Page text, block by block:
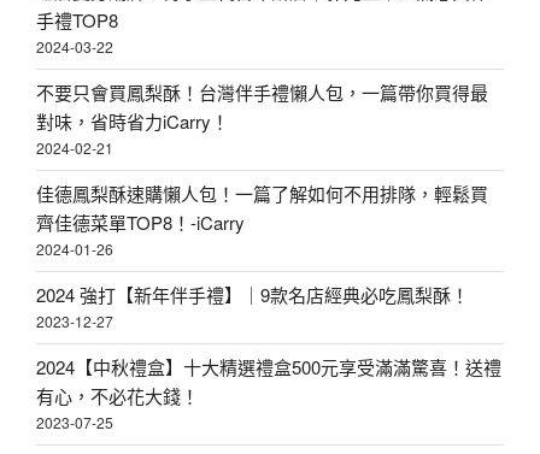
手禮TOP8
2024-03-22
不要只會買鳳梨酥！台灣伴手禮懶人包，一篇帶你買得最
對味，省時省力iCarry！
2024-02-21
佳德鳳梨酥速購懶人包！一篇了解如何不用排隊，輕鬆買
齊佳德菜單TOP8！-iCarry
2024-01-26
2024 強打【新年伴手禮】｜9款名店經典必吃鳳梨酥！
2023-12-27
2024【中秋禮盒】十大精選禮盒500元享受滿滿驚喜！送禮
有心，不必花大錢！
2023-07-25